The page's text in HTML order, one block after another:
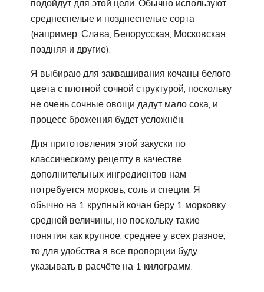
подойдут для этой цели. Обычно используют
среднеспелые и позднеспелые сорта
(например, Слава, Белорусская, Московская
поздняя и другие).
Я выбираю для заквашивания кочаны белого
цвета с плотной сочной структурой, поскольку
не очень сочные овощи дадут мало сока, и
процесс брожения будет усложнён.
Для приготовления этой закуски по
классическому рецепту в качестве
дополнительных ингредиентов нам
потребуется морковь, соль и специи. Я
обычно на 1 крупный кочан беру 1 морковку
средней величины, но поскольку такие
понятия как крупное, среднее у всех разное,
то для удобства я все пропорции буду
указывать в расчёте на 1 килограмм.